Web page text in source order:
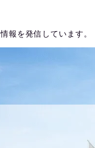
報を発信しています。